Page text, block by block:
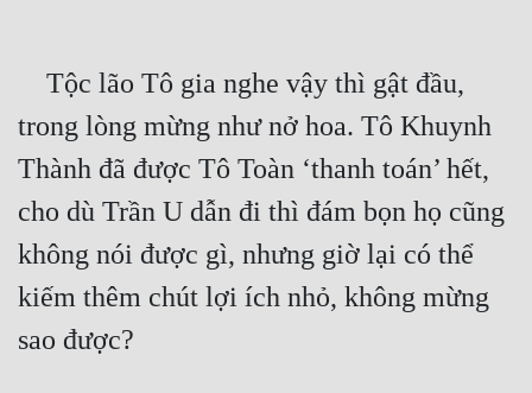
Truyện Convert
Truyện Dịch
Truyện Nhập Môn
Truyện ngắn
Xa Lộ Dịch
trong lòng mừng như nở hoa. Tô Khuynh
Thành đã được Tô Toàn ‘thanh toán’ hết,
cho dù Trần U dẫn đi thì đám bọn họ cũng
không nói được gì, nhưng giờ lại có thể
kiếm thêm chút lợi ích nhỏ, không mừng
sao được?